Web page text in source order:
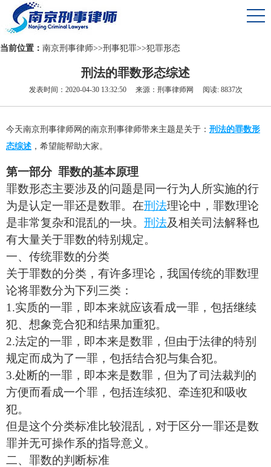
当前位置： 南京刑事律师>>刑事犯罪>>犯罪形态
刑法的罪数形态综述
发表时间：2020-04-30 13:32:50 来源：刑事律师网 阅读: 8837次
今天南京刑事律师网的南京刑事律师带来主题是关于： 刑法的罪数形
态综述 ，希望能帮助大家。
第一部分 罪数的基本原理
罪数形态主要涉及的问题是同一行为人所实施的行
为是认定一罪还是数罪。在刑法理论中，罪数理论
是非常复杂和混乱的一块。 刑法及相关司法解释也
有大量关于罪数的特别规定。
一、传统罪数的分类
关于罪数的分类，有许多理论，我国传统的罪数理
论将罪数分为下列三类：
1.实质的一罪，即本来就应该看成一罪，包括继续
犯、想象竞合犯和结果加重犯。
2.法定的一罪，即本来是数罪，但由于法律的特别
规定而成为了一罪，包括结合犯与集合犯。
3.处断的一罪，即本来是数罪，但为了司法裁判的
方便而看成一个罪，包括连续犯、牵连犯和吸收
犯。
但是这个分类标准比较混乱，对于区分一罪还是数
罪并无可操作系的指导意义。
二、罪数的判断标准